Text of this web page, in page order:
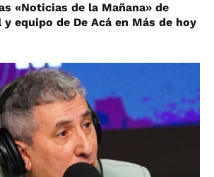
«Noticias de la Mañana» de
y equipo de De Acá en Más de hoy